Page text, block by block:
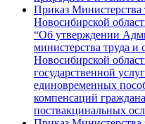
Приказ Министерства
Новосибирской
“Об утверждении
министерства труда и
Новосибирской
государственной
единовременных
компенсаций
поствакцинальных